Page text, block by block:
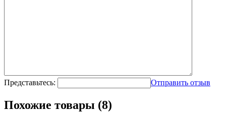
Представьтесь: Отправить отзыв
Похожие товары (8)